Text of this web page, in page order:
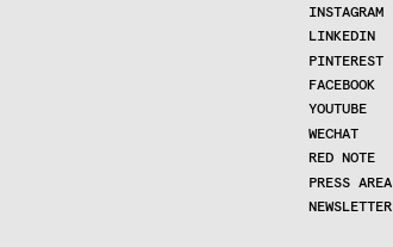
INSTAGRAM
LINKEDIN
PINTEREST
FACEBOOK
YOUTUBE
WECHAT
RED NOTE
PRESS AREA
NEWSLETTER